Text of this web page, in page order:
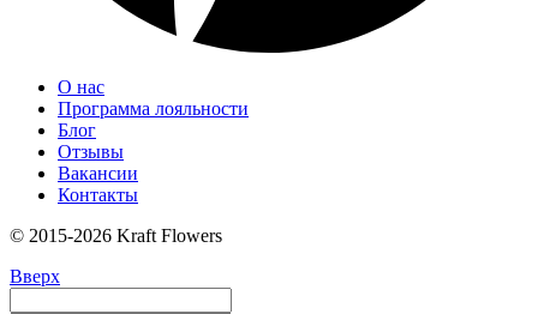
О нас
Программа лояльности
Блог
Отзывы
Вакансии
Контакты
© 2015-2026 Kraft Flowers
Вверх